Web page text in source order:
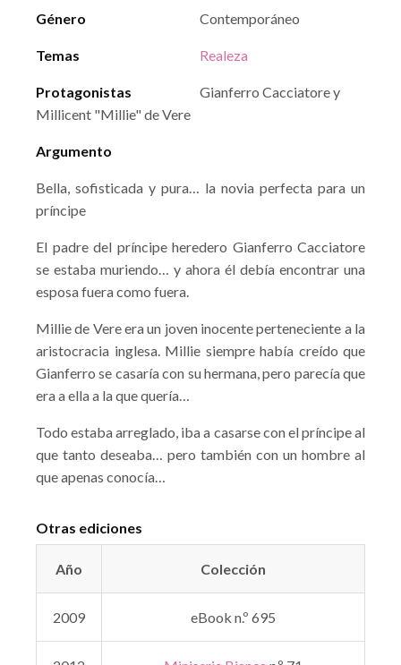
Género Contemporáneo
Temas Realeza
Protagonistas
Gianferro Cacciatore y
Millicent "Millie" de Vere
Argumento
Bella, sofisticada y pura… la novia perfecta para un
príncipe
El padre del príncipe heredero Gianferro Cacciatore
se estaba muriendo… y ahora él debía encontrar una
esposa fuera como fuera.
Millie de Vere era un joven inocente perteneciente a la
aristocracia inglesa. Millie siempre había creído que
Gianferro se casaría con su hermana, pero parecía que
era a ella a la que quería…
Todo estaba arreglado, iba a casarse con el príncipe al
que tanto deseaba… pero también con un hombre al
que apenas conocía…
Otras ediciones
Año Colección
2009 eBook n.º 695